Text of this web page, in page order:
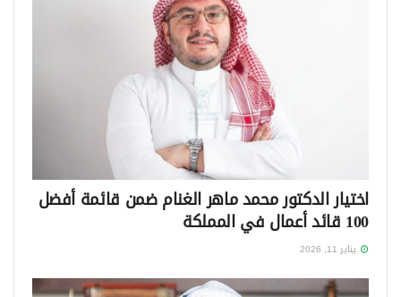
اختيار الدكتور محمد ماهر الغنام ضمن قائمة أفضل
100 قائد أعمال في المملكة
يناير 11, 2026